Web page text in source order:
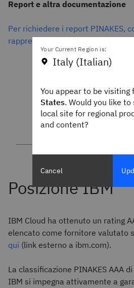
Report e altra documentazione
Per richiedere i report PINAKES,
rappresentante IBM
IBM Cloud ha ottenuto un rating
elencato come fornitore valutato
qui (link esterno a ibm.com).
La classificazione PINAKES AAA
IBM si impegna attivamente a
Your Current Region is:
Italy (Italian)
You appear to be visiting
States. Would you like
local site for regional
and content?
Cancel